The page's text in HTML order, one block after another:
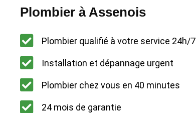
Plombier à Assenois
Plombier qualifié à votre service 24h/7
Installation et dépannage urgent
Plombier chez vous en 40 minutes
24 mois de garantie